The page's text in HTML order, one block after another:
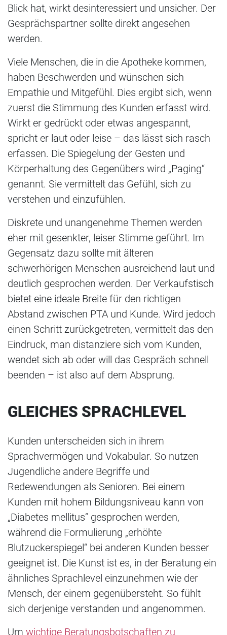
Blick hat, wirkt desinteressiert und unsicher. Der
Gesprächspartner sollte direkt angesehen
werden.
Viele Menschen, die in die Apotheke kommen,
haben Beschwerden und wünschen sich
Empathie und Mitgefühl. Dies ergibt sich, wenn
zuerst die Stimmung des Kunden erfasst wird.
Wirkt er gedrückt oder etwas angespannt,
spricht er laut oder leise – das lässt sich rasch
erfassen. Die Spiegelung der Gesten und
Körperhaltung des Gegenübers wird „Paging“
genannt. Sie vermittelt das Gefühl, sich zu
verstehen und einzufühlen.
Diskrete und unangenehme Themen werden
eher mit gesenkter, leiser Stimme geführt. Im
Gegensatz dazu sollte mit älteren
schwerhörigen Menschen ausreichend laut und
deutlich gesprochen werden. Der Verkaufstisch
bietet eine ideale Breite für den richtigen
Abstand zwischen PTA und Kunde. Wird jedoch
einen Schritt zurückgetreten, vermittelt das den
Eindruck, man distanziere sich vom Kunden,
wendet sich ab oder will das Gespräch schnell
beenden – ist also auf dem Absprung.
GLEICHES SPRACHLEVEL
Kunden unterscheiden sich in ihrem
Sprachvermögen und Vokabular. So nutzen
Jugendliche andere Begriffe und
Redewendungen als Senioren. Bei einem
Kunden mit hohem Bildungsniveau kann von
„Diabetes mellitus“ gesprochen werden,
während die Formulierung „erhöhte
Blutzuckerspiegel“ bei anderen Kunden besser
geeignet ist. Die Kunst ist es, in der Beratung ein
ähnliches Sprachlevel einzunehmen wie der
Mensch, der einem gegenübersteht. So fühlt
sich derjenige verstanden und angenommen.
Um wichtige Beratungsbotschaften zu